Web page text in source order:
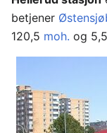
betjener
120,5 moh. og